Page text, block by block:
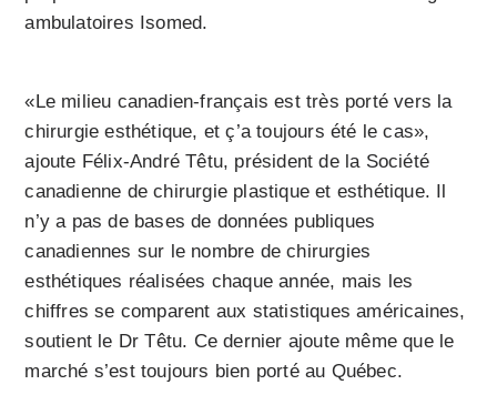
ambulatoires Isomed.
«Le milieu canadien-français est très porté vers la
chirurgie esthétique, et ç’a toujours été le cas»,
ajoute Félix-André Têtu, président de la Société
canadienne de chirurgie plastique et esthétique. Il
n’y a pas de bases de données publiques
canadiennes sur le nombre de chirurgies
esthétiques réalisées chaque année, mais les
chiffres se comparent aux statistiques américaines,
soutient le Dr Têtu. Ce dernier ajoute même que le
marché s’est toujours bien porté au Québec.